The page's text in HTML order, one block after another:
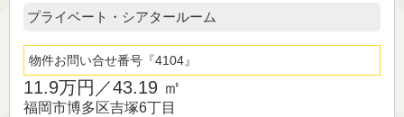
プライベート・シアタールーム
物件お問い合せ番号 4104
11.9万円／43.19 ㎡
福岡市博多区吉塚6丁目